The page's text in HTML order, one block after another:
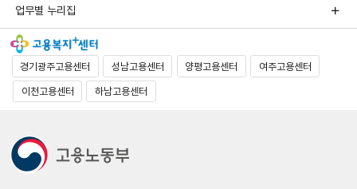
업무별 누리집
경기광주고용센터 성남고용센터 양평고용센터 여주고용센터
이천고용센터 하남고용센터